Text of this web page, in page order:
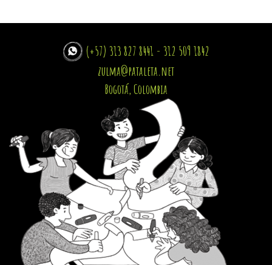
(+57) 313 827 8441 - 312 509 1842
zulma@pataleta.net
Bogotá, Colombia